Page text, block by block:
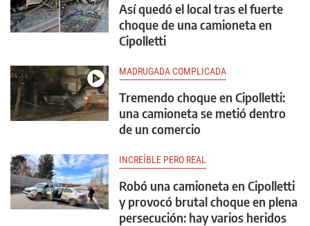
Así quedó el local tras el fuerte
choque de una camioneta en
Cipolletti
MADRUGADA COMPLICADA
Tremendo choque en Cipolletti:
una camioneta se metió dentro
de un comercio
INCREÍBLE PERO REAL
Robó una camioneta en Cipolletti
y provocó brutal choque en plena
persecución: hay varios heridos